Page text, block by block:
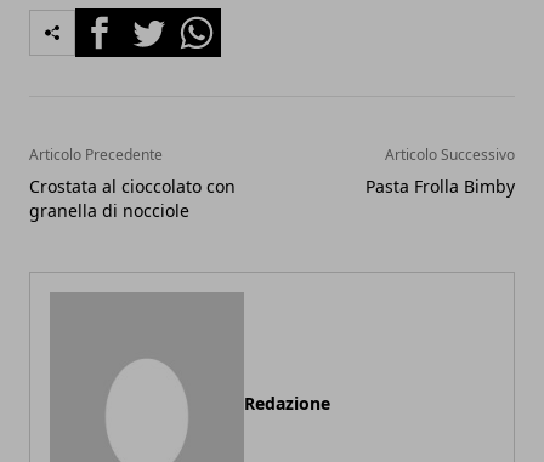
FacebookTwitterWhatsapp
Articolo Precedente
Crostata al cioccolato con
granella di nocciole
Articolo Successivo
Pasta Frolla Bimby
Redazione